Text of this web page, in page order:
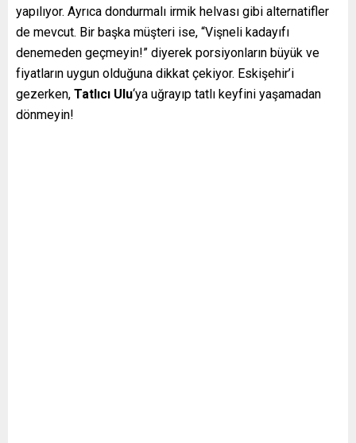
yapılıyor. Ayrıca dondurmalı irmik helvası gibi alternatifler
de mevcut. Bir başka müşteri ise, “Vişneli kadayıfı
denemeden geçmeyin!” diyerek porsiyonların büyük ve
fiyatların uygun olduğuna dikkat çekiyor. Eskişehir’i
gezerken, Tatlıcı Ulu‘ya uğrayıp tatlı keyfini yaşamadan
dönmeyin!